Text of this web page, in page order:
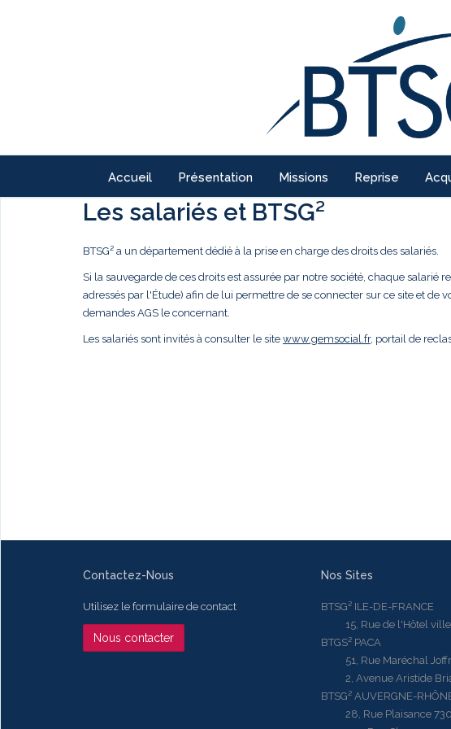
Accueil Présentation Missions Reprise
Les salariés et BTSG²
BTSG² a un département dédié à la prise en charge des droits des salariés.
Si la sauvegarde de ces droits est assurée par notre société, chaque
adressés par l'Étude) afin de lui permettre de se connecter sur ce site et de
demandes AGS le concernant.
Les salariés sont invités à consulter le site www.gemsocial.fr, portail de
Contactez-Nous
Utilisez le formulaire de contact
Nous contacter
Nos Sites
BTSG² ILE-DE-FRANCE
15, Rue de l'Hôtel ville
BTGS² PACA
51, Rue Maréchal
2, Avenue Aristide
BTSG² AUVERGNE-
28, Rue Plaisance